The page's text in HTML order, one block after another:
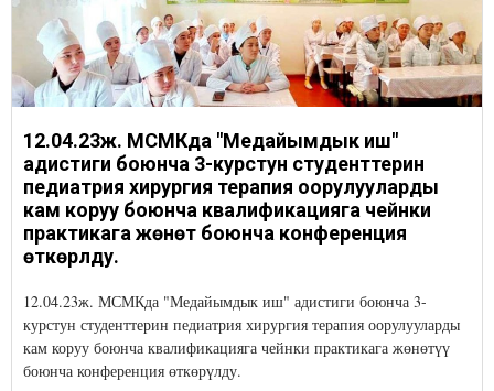
12.04.23ж. МСМКда "Медайымдык иш"
адистиги боюнча 3-курстун студенттерин
педиатрия хирургия терапия оорулууларды
кам коруу боюнча квалификацияга чейнки
практикага жөнөтүү боюнча конференция
өткөрүлду.
12.04.23ж. МСМКда "Медайымдык иш" адистиги боюнча 3-
курстун студенттерин педиатрия хирургия терапия оорулууларды
кам коруу боюнча квалификацияга чейнки практикага жөнөтүү
боюнча конференция өткөрүлду.